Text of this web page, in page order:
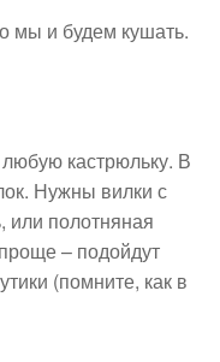
мы и будем кушать.
кастрюльку. В
Нужны вилки с
или полотняная
– подойдут
(помните, как в